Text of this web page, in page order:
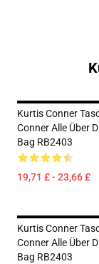
Kurtis Conner
Conner Alle Über
Bag RB2403
19,71 £ - 23,66 £
Kurtis Conner
Conner Alle Über
Bag RB2403